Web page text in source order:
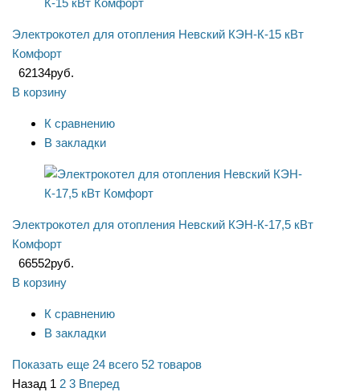
Электрокотел для отопления Невский КЭН-К-15 кВт
Комфорт
62134руб.
В корзину
К сравнению
В закладки
Электрокотел для отопления Невский КЭН-К-17,5 кВт
Комфорт
66552руб.
В корзину
К сравнению
В закладки
Показать еще 24 всего 52 товаров
Назад 1 2 3 Вперед